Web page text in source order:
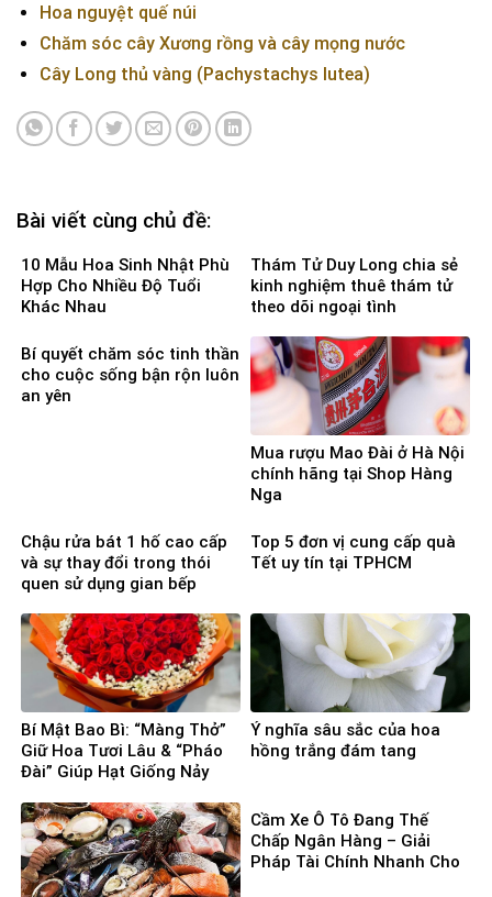
Hoa nguyệt quế núi
Chăm sóc cây Xương rồng và cây mọng nước
Cây Long thủ vàng (Pachystachys lutea)
Bài viết cùng chủ đề:
10 Mẫu Hoa Sinh Nhật Phù
Hợp Cho Nhiều Độ Tuổi
Khác Nhau
Thám Tử Duy Long chia sẻ
kinh nghiệm thuê thám tử
theo dõi ngoại tình
Bí quyết chăm sóc tinh thần
cho cuộc sống bận rộn luôn
an yên
Mua rượu Mao Đài ở Hà Nội
chính hãng tại Shop Hàng
Nga
Chậu rửa bát 1 hố cao cấp
và sự thay đổi trong thói
quen sử dụng gian bếp
Top 5 đơn vị cung cấp quà
Tết uy tín tại TPHCM
Bí Mật Bao Bì: “Màng Thở”
Giữ Hoa Tươi Lâu & “Pháo
Đài” Giúp Hạt Giống Nảy
Ý nghĩa sâu sắc của hoa
hồng trắng đám tang
Cầm Xe Ô Tô Đang Thế
Chấp Ngân Hàng – Giải
Pháp Tài Chính Nhanh Cho